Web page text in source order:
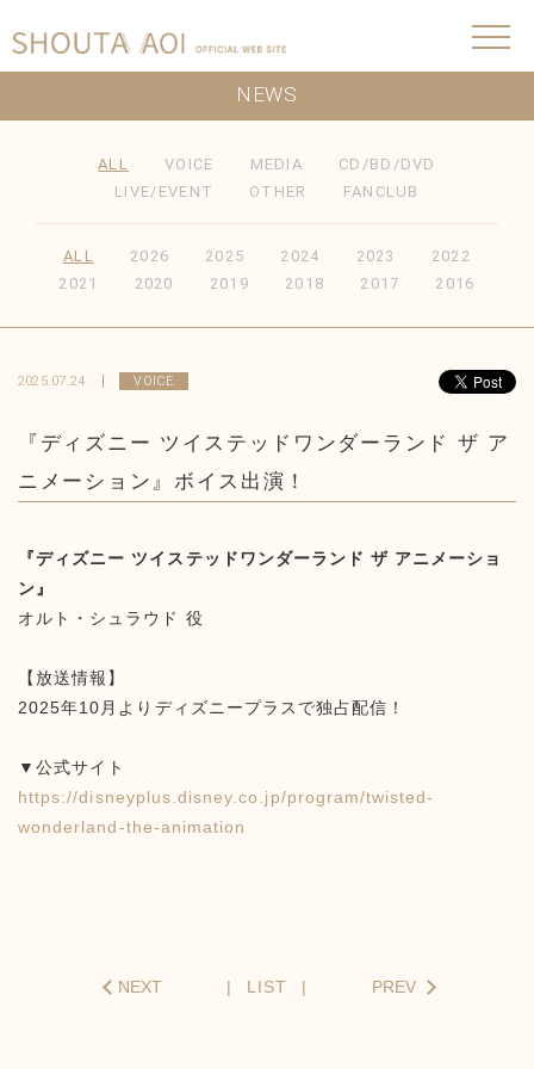
NEWS
ALL VOICE MEDIA
CD/BD/DVD
LIVE/EVENT
OTHER FANCLUB
ALL 2026 2025 2024 2023
2022
2021
2020 2019 2018 2017 2016
2025.07.24 VOICE
『ディズニー ツイステッドワンダーランド ザ ア
ニメーション』ボイス出演！
『ディズニー ツイステッドワンダーランド ザ アニメーショ
ン』
オルト・シュラウド 役
【放送情報】
2025年10月よりディズニープラスで独占配信！
▼公式サイト
https://disneyplus.disney.co.jp/program/twisted-
wonderland-the-animation
NEXT LIST PREV